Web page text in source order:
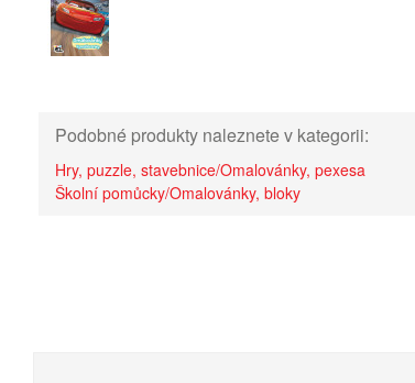
Podobné produkty naleznete v kategorii:
Hry, puzzle, stavebnice/Omalovánky, pexesa
Školní pomůcky/Omalovánky, bloky